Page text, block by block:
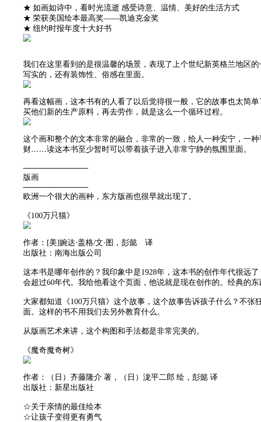
★ 如画如诗中，看时光流逝 感受诗意、温情、美好的生活方式
★ 荣获美国绘本最高奖——凯迪克金奖
★ 纽约时报年度十大好书
我们在这里看到的是很温馨的场景，表现了上个世纪新英格兰地区
写实的，还有装饰性、俗感在里面。
再看这幅画，这本书有的人看了以后觉得很一般，它的故事也太简
买他们新的生产原料，再去劳作，就是这么一个循环过程。
这个画和整个的文本非常的融合，非常的一致，给人一种安宁，一
财……读这本书至少暂时可以带着孩子进入非常宁静的氛围里面。
────────────
版画
────────────
欧洲一个很大的画种，东方版画也很早就出现了。
《100万只猫》
作者：[美]婉达·盖格/文·图，彭懿 译
出版社：南海出版公司
这本书是哪年创作的？我印象中是1928年，这本书的创作年代很远
会超过60年代。我给他看这个页面，他说就是现在创作的。经典的
大家都知道《100万只猫》这个故事，这个故事告诉孩子什么？不
面。这样的书不用我们去另外教育什么。
从版画艺术来讲，这个构图和手法都是非常完美的。
《魔奇魔奇树》
作者：（日）齐藤隆介 著，（日）泷平二郎 绘，彭懿 译
出版社：新星出版社
☆关于亲情的最佳绘本
☆让孩子变得更有勇气